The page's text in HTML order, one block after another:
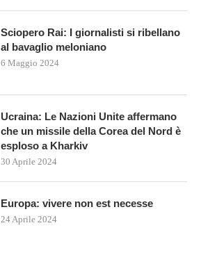
Sciopero Rai: I giornalisti si ribellano
al bavaglio meloniano
6 Maggio 2024
Ucraina: Le Nazioni Unite affermano
che un missile della Corea del Nord è
esploso a Kharkiv
30 Aprile 2024
Europa: vivere non est necesse
24 Aprile 2024